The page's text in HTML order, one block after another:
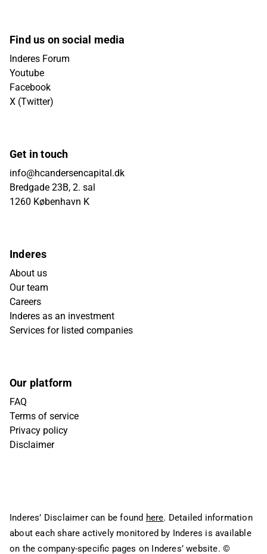
Find us on social media
Inderes Forum
Youtube
Facebook
X (Twitter)
Get in touch
info@hcandersencapital.dk
Bredgade 23B, 2. sal
1260 København K
Inderes
About us
Our team
Careers
Inderes as an investment
Services for listed companies
Our platform
FAQ
Terms of service
Privacy policy
Disclaimer
Inderes’ Disclaimer can be found here. Detailed information
about each share actively monitored by Inderes is available
on the company-specific pages on Inderes’ website. ©